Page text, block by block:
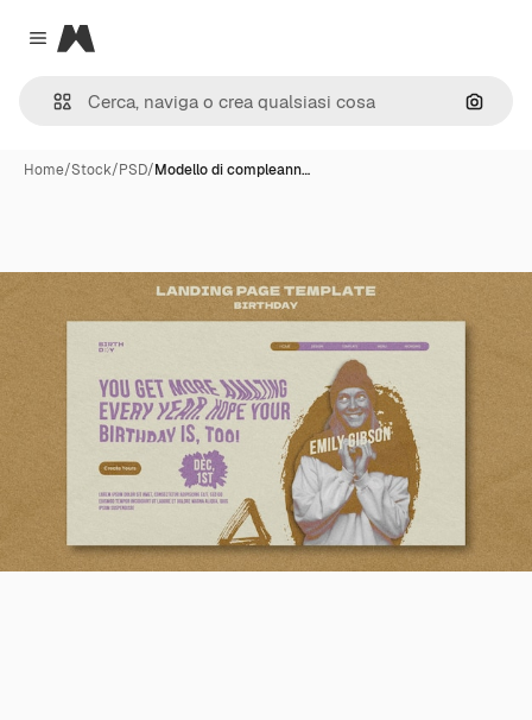
Close menu
Magnific
Cerca
Home/Stock/PSD/Modello di compleann…